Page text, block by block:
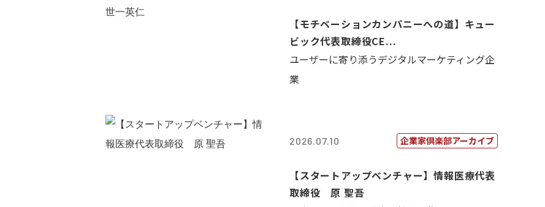
【モチベーションカンパニーへの道】キュー
ビック代表取締役CE...
ユーザーに寄り添うデジタルマーケティング企
業
2026.07.10 企業家倶楽部アーカイブ
【スタートアップベンチャー】情報医療代表
取締役 原 聖吾